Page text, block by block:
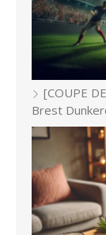
[COUPE
Brest